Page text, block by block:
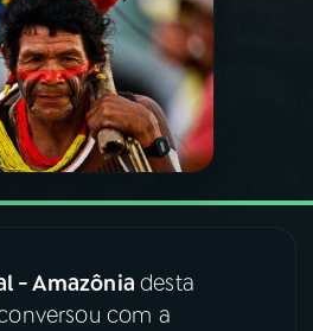
- Amazôniadesta
com a